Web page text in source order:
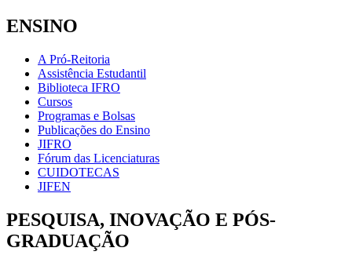
ENSINO
A Pró-Reitoria
Assistência Estudantil
Biblioteca IFRO
Cursos
Programas e Bolsas
Publicações do Ensino
JIFRO
Fórum das Licenciaturas
CUIDOTECAS
JIFEN
PESQUISA, INOVAÇÃO E PÓS-
GRADUAÇÃO